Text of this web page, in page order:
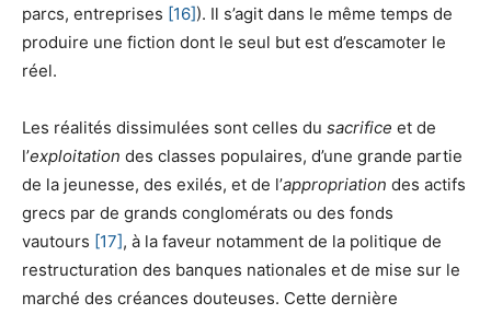
parcs, entreprises [16]). Il s’agit dans le même temps de
produire une fiction dont le seul but est d’escamoter le
réel.
Les réalités dissimulées sont celles du sacrifice et de
l’exploitation des classes populaires, d’une grande partie
de la jeunesse, des exilés, et de l’appropriation des actifs
grecs par de grands conglomérats ou des fonds
vautours [17], à la faveur notamment de la politique de
restructuration des banques nationales et de mise sur le
marché des créances douteuses. Cette dernière